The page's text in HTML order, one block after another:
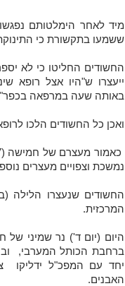
מיד לאחר הימלטותם
ששמעו בתקשורת כי
החשודים החליטו כי לא
ייעצרו ש"היו אצל רופא
באותה שעה במרפאה
ואכן כל החשודים הלכו
נמשכת וצפויים מעצרים
החשודים שנעצרו הלילה
המרכזית.
היום (יום ד') נר שמיני של
ברחבת הכותל המערבי,
יחד עם המפכ"ל ידליקו
האבנים.